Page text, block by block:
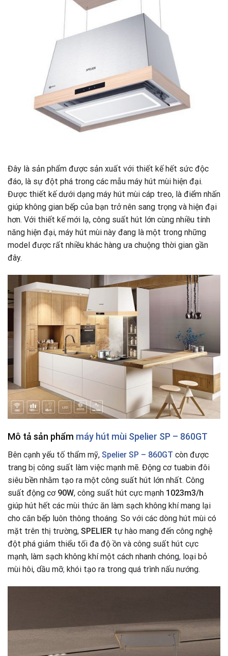
Đây là sản phẩm được sản xuất với thiết kế hết sức độc
đáo, là sự đột phá trong các mẫu máy hút mùi hiện đại.
Được thiết kế dưới dạng máy hút mùi cáp treo, là điểm nhấn
giúp không gian bếp của bạn trở nên sang trọng và hiện đại
hơn. Với thiết kế mới lạ, công suất hút lớn cùng nhiều tính
năng hiện đại, máy hút mùi này đang là một trong những
model được rất nhiều khác hàng ưa chuộng thời gian gần
đây.
Mô tả sản phẩm máy hút mùi Spelier SP – 860GT
Bên cạnh yếu tố thẩm mỹ, Spelier SP – 860GT còn được
trang bị công suất làm việc mạnh mẽ. Động cơ tuabin đôi
siêu bền nhằm tạo ra một công suất hút lớn nhất. Công
suất động cơ 90W, công suất hút cực mạnh 1023m3/h
giúp hút hết các mùi thức ăn làm sạch không khí mang lại
cho căn bếp luôn thông thoáng. So với các dòng hút mùi có
mặt trên thị trường, SPELIER tự hào mang đến công nghệ
đột phá giảm thiểu tối đa độ ồn và công suất hút cực
mạnh, làm sạch không khí một cách nhanh chóng, loại bỏ
mùi hôi, dầu mỡ, khói tạo ra trong quá trình nấu nướng.